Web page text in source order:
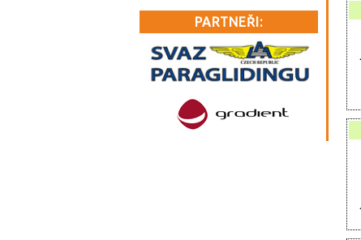
PARTNEŘI: